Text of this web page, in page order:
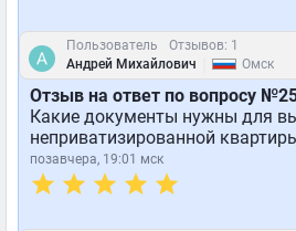
Пользователь
Отзывов: 1
Андрей Михайлович
Омск
Отзыв на ответ по вопросу
Какие документы нужны для
неприватизированной
позавчера, 19:01 мск